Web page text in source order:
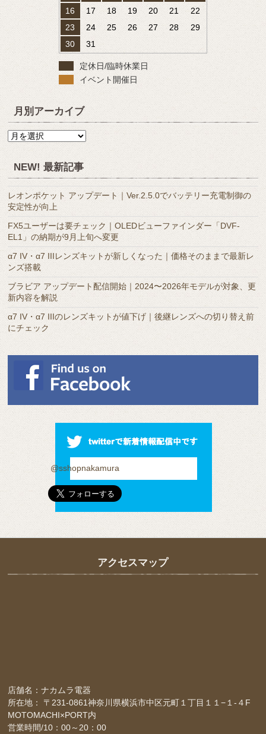
16
17 18 19 20 21
22
23
24 25 26 27 28
29
30
31
定休日/臨時休業日
イベント開催日
月別アーカイブ
月
ー
カ
イ
ブ
NEW! 最新記事
レオンポケット アップデート｜Ver.2.5.0でバッテリー充電制御の
安定性が向上
FX5ユーザーは要チェック｜OLEDビューファインダー「DVF-
EL1」の納期が9月上旬へ変更
α7 IV・α7 IIIレンズキットが新しくなった｜価格そのままで最新レ
ンズ搭載
ブラビア アップデート配信開始｜2024〜2026年モデルが対象、更
新内容を解説
α7 IV・α7 IIIのレンズキットが値下げ｜後継レンズへの切り替え前
にチェック
@sshopnakamura
アクセスマップ
店舗名：ナカムラ電器
所在地： 〒231-0861神奈川県横浜市中区元町１丁目１１−１-４F
MOTOMACHI×PORT内
営業時間/10：00～20：00